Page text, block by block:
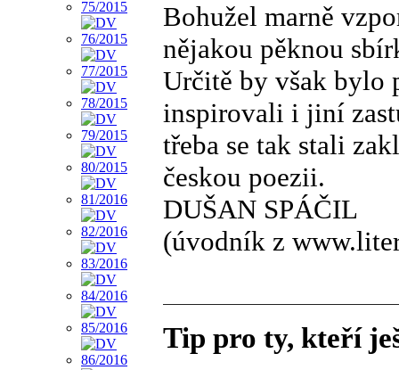
Bohužel marně
nějakou pěknou
Určitě by však bylo
inspirovali i jiní
třeba se tak stali
českou poezii.
DUŠAN SPÁČIL
(úvodník z
Tip pro ty, kteří